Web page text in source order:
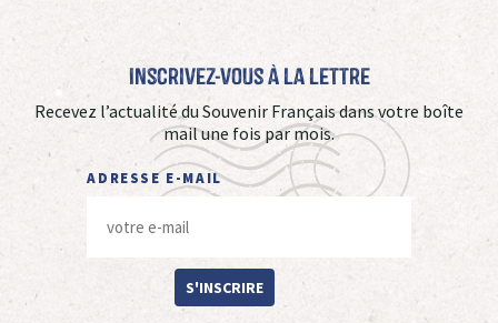
Inscrivez-vous à La Lettre
Recevez l’actualité du Souvenir Français dans votre boîte
mail une fois par mois.
ADRESSE E-MAIL
S'INSCRIRE